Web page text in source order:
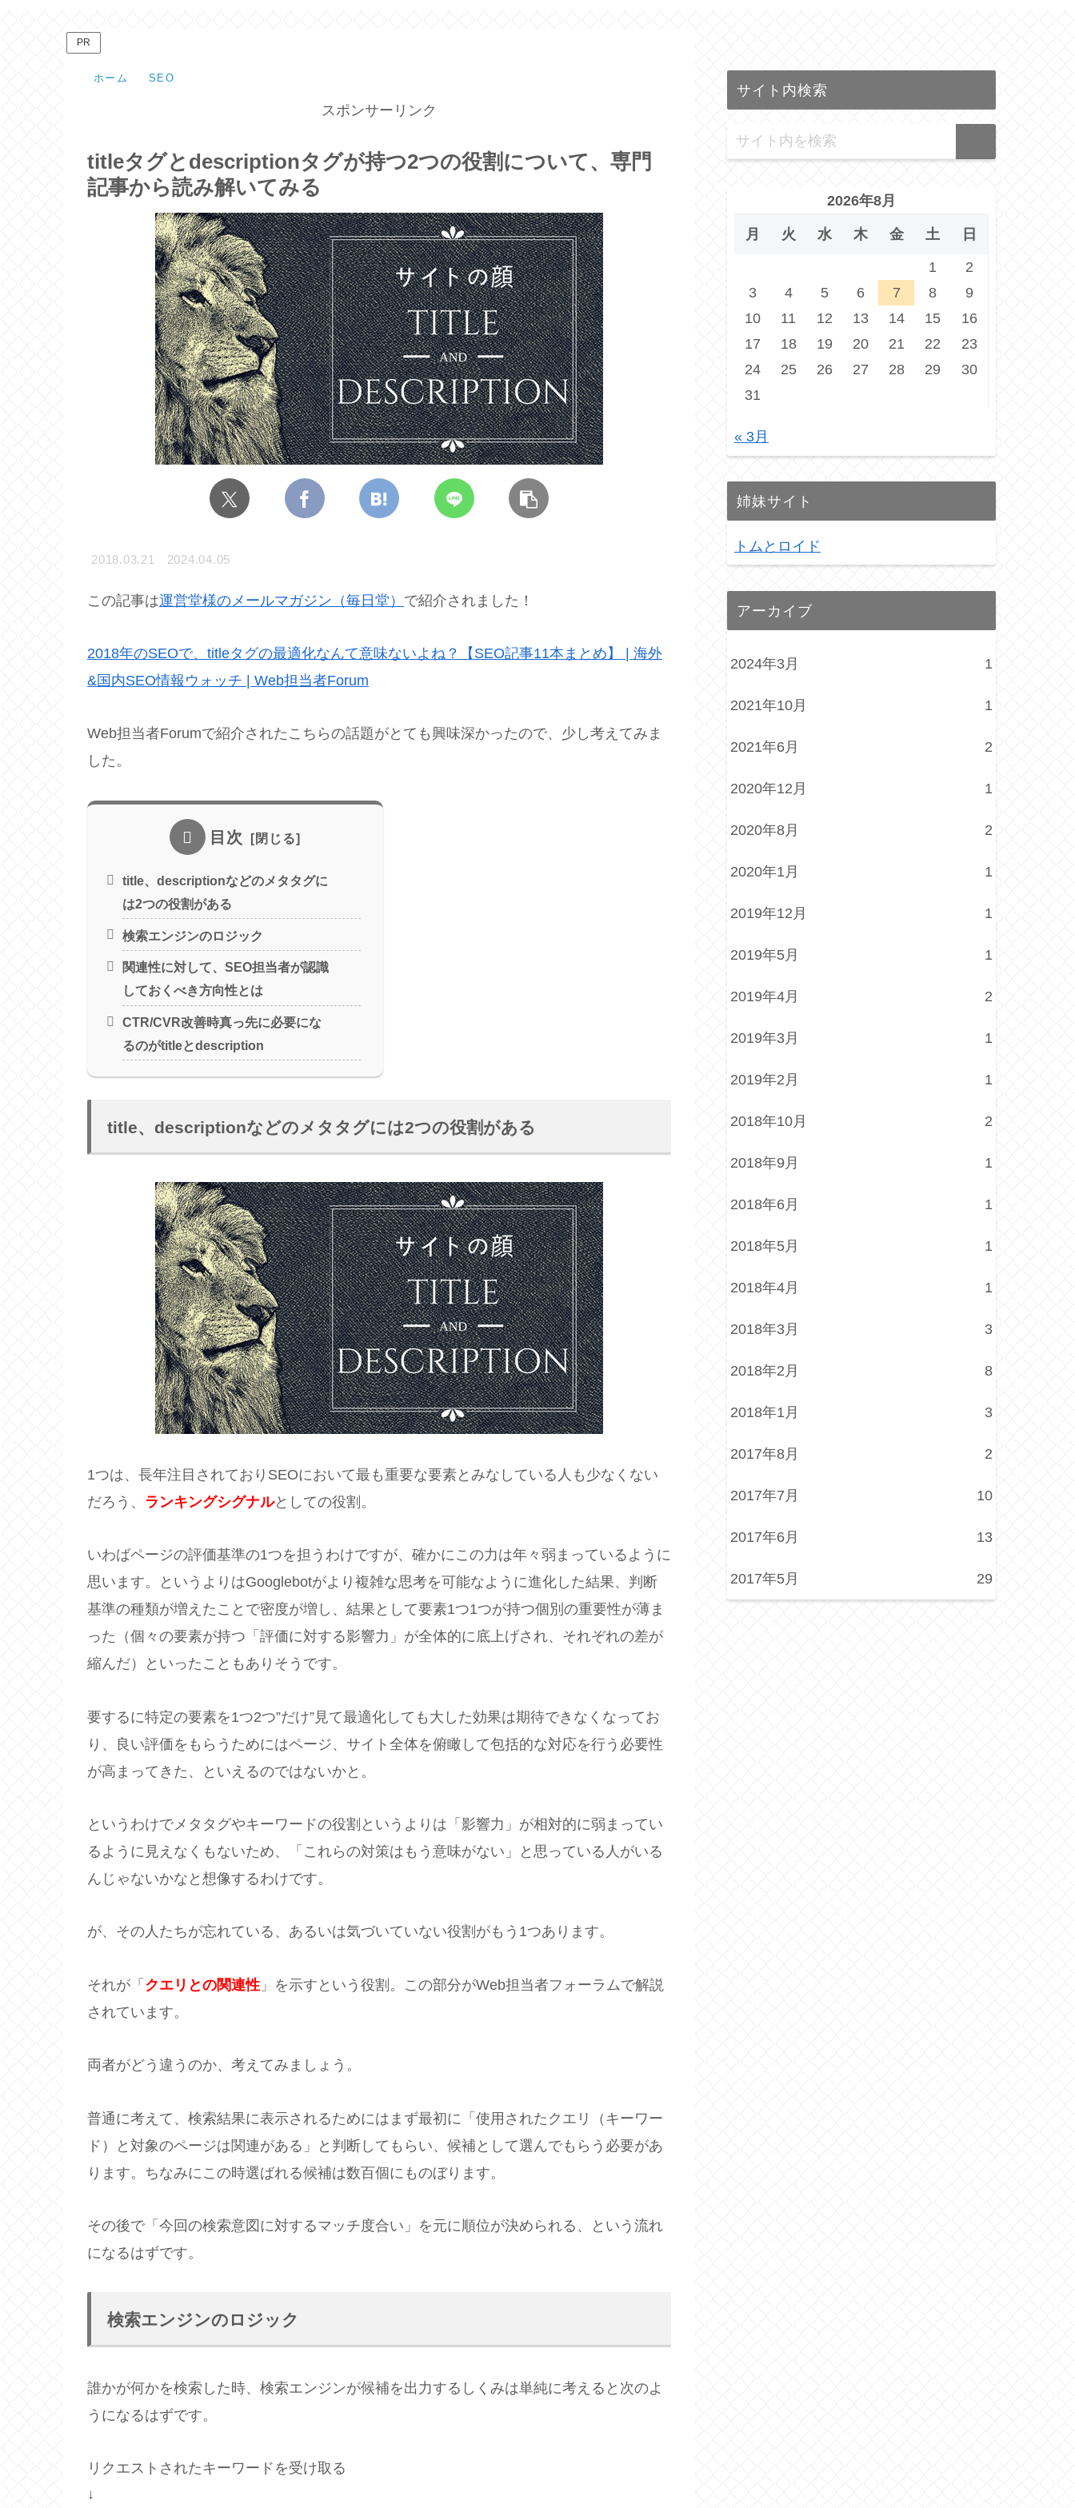
PR
ホーム SEO
スポンサーリンク
titleタグとdescriptionタグが持つ2つの役割について、専門
記事から読み解いてみる
2018.03.21 2024.04.05
この記事は運営堂様のメールマガジン（毎日堂） で紹介されました！
2018年のSEOで、titleタグの最適化なんて意味ないよね？【SEO記事11本まとめ】 | 海外
&国内SEO情報ウォッチ | Web担当者Forum
Web担当者Forumで紹介されたこちらの話題がとても興味深かったので、少し考えてみま
した。
目次
title、descriptionなどのメタタグに
は2つの役割がある
検索エンジンのロジック
関連性に対して、SEO担当者が認識
しておくべき方向性とは
CTR/CVR改善時真っ先に必要にな
るのがtitleとdescription
title、descriptionなどのメタタグには2つの役割がある
1つは、長年注目されておりSEOにおいて最も重要な要素とみなしている人も少なくない
だろう、 ランキングシグナルとしての役割。
いわばページの評価基準の1つを担うわけですが、確かにこの力は年々弱まっているように
思います。というよりはGooglebotがより複雑な思考を可能なように進化した結果、判断
基準の種類が増えたことで密度が増し、結果として要素1つ1つが持つ個別の重要性が薄ま
った（個々の要素が持つ「評価に対する影響力」が全体的に底上げされ、それぞれの差が
縮んだ）といったこともありそうです。
要するに特定の要素を1つ2つ”だけ”見て最適化しても大した効果は期待できなくなってお
り、良い評価をもらうためにはページ、サイト全体を俯瞰して包括的な対応を行う必要性
が高まってきた、といえるのではないかと。
というわけでメタタグやキーワードの役割というよりは「影響力」が相対的に弱まってい
るように見えなくもないため、「これらの対策はもう意味がない」と思っている人がいる
んじゃないかなと想像するわけです。
が、その人たちが忘れている、あるいは気づいていない役割がもう1つあります。
それが「 クエリとの関連性 」を示すという役割。この部分がWeb担当者フォーラムで解説
されています。
両者がどう違うのか、考えてみましょう。
普通に考えて、検索結果に表示されるためにはまず最初に「使用されたクエリ（キーワー
ド）と対象のページは関連がある」と判断してもらい、候補として選んでもらう必要があ
ります。ちなみにこの時選ばれる候補は数百個にものぼります。
その後で「今回の検索意図に対するマッチ度合い」を元に順位が決められる、という流れ
になるはずです。
検索エンジンのロジック
誰かが何かを検索した時、検索エンジンが候補を出力するしくみは単純に考えると次のよ
うになるはずです。
リクエストされたキーワードを受け取る
↓
サイト内検索
2026年8月
月 火 水 木 金 土 日
1
2
3
4 5 6 7 8
9
10
11 12 13 14 15
16
17
18 19 20 21 22
23
24
25 26 27 28 29
30
31
« 3月
姉妹サイト
トムとロイド
アーカイブ
2024年3月 1
2021年10月 1
2021年6月 2
2020年12月 1
2020年8月 2
2020年1月 1
2019年12月 1
2019年5月 1
2019年4月 2
2019年3月 1
2019年2月 1
2018年10月 2
2018年9月 1
2018年6月 1
2018年5月 1
2018年4月 1
2018年3月 3
2018年2月 8
2018年1月 3
2017年8月 2
2017年7月 10
2017年6月 13
2017年5月 29